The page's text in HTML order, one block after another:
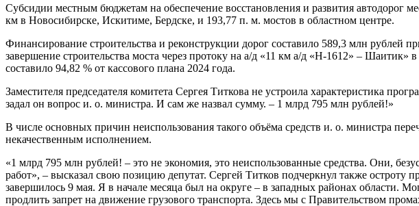
Субсидии местным бюджетам на обеспечение восстановления и развития автодорог
км в Новосибирске, Искитиме, Бердске, и 193,77 п. м. мостов в областном центре.
Финансирование строительства и реконструкции дорог составило 589,3 млн
завершение строительства моста через протоку на а/д «11 км а/д «Н-1612» –
составило 94,82 % от кассового плана 2024 года.
Заместителя председателя комитета Сергея Титкова не устроила характеристика
задал он вопрос и. о. министра. И сам же назвал сумму. – 1 млрд 795 млн рублей!»
В числе основных причин неиспользования такого объёма средств и. о. министра
некачественным исполнением.
«1 млрд 795 млн рублей! – это не экономия, это неиспользованные средства. Они,
работ», – высказал свою позицию депутат. Сергей Титков подчеркнул также остроту
завершилось 9 мая. Я в начале месяца был на округе – в западных районах области.
продлить запрет на движение грузового транспорта. Здесь мы с Правительством